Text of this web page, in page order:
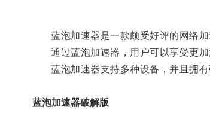
蓝泡加速器是一款颇受好评的网络加
通过蓝泡加速器，用户可以享受更加
蓝泡加速器支持多种设备，并且拥有
蓝泡加速器破解版